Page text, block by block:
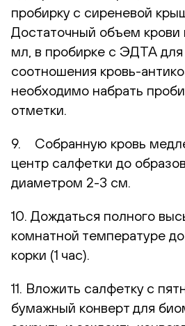
пробирку с сиреневой
Достаточный объем
мл, в пробирке с ЭДТА для
соотношения кровь-
необходимо набрать
отметки.
9. Собранную кровь
центр салфетки до
диаметром 2-3 см.
10. Дождаться полного
комнатной температуре
корки (1 час).
11. Вложить салфетку с
бумажный конверт для